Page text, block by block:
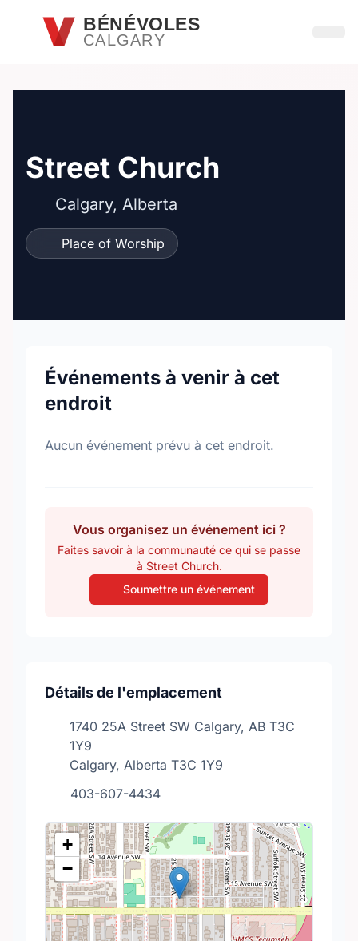
Passer au contenu principal
BÉNÉVOLES
CALGARY
Street Church
Calgary, Alberta
Place of Worship
Événements à venir à cet
endroit
Aucun événement prévu à cet endroit.
Vous organisez un événement ici ?
Faites savoir à la communauté ce qui se passe
à Street Church.
Soumettre un événement
Détails de l'emplacement
1740 25A Street SW Calgary, AB T3C
1Y9
Calgary, Alberta T3C 1Y9
403-607-4434
+
−